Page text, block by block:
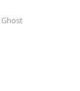
Ghost